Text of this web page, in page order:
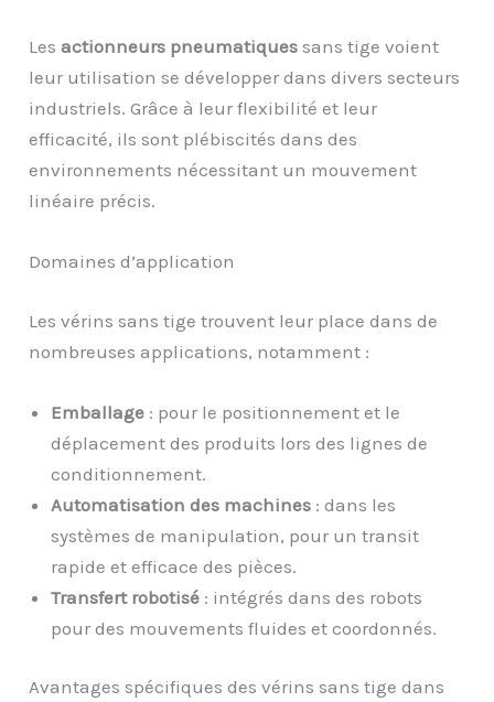
Lesactionneurs pneumatiques sans tige voient
leur utilisation se développer dans divers secteurs
industriels. Grâce à leur flexibilité et leur
efficacité, ils sont plébiscités dans des
environnements nécessitant un mouvement
linéaire précis.
Domaines d’application
Les vérins sans tige trouvent leur place dans de
nombreuses applications, notamment :
Emballage : pour le positionnement et le
déplacement des produits lors des lignes de
conditionnement.
Automatisation des machines : dans les
systèmes de manipulation, pour un transit
rapide et efficace des pièces.
Transfert robotisé : intégrés dans des robots
pour des mouvements fluides et coordonnés.
Avantages spécifiques des vérins sans tige dans